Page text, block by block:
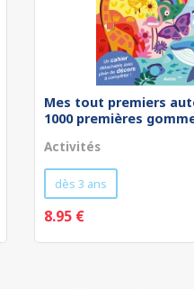
Mes tout premiers
1000 premières
Activités
dès 3 ans
8.95 €